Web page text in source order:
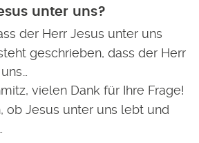
unter uns?
der Herr Jesus unter uns
geschrieben, dass der Herr
vielen Dank für Ihre Frage!
ob Jesus unter uns lebt und